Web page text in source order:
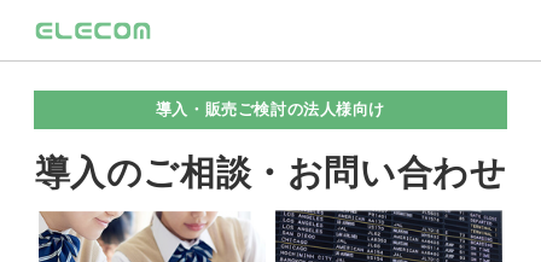
導入・販売ご検討の法人様向け
導入のご相談・お問い合わせ